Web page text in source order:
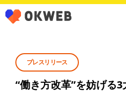
プレスリリース
“働き方改革”を妨げる